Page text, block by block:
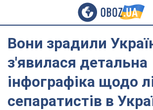
Вони зрадили
з'явилася детальна
інфографіка щодо
сепаратистів в